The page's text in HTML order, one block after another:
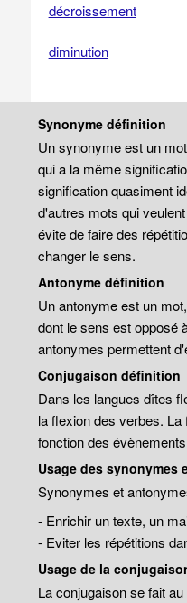
décroissement
diminution
Synonyme définition
Un synonyme est un
qui a la même
signification quasiment
d'autres mots qui
évite de faire des
changer le sens.
Antonyme définition
Un antonyme est un
dont le sens est opposé
antonymes permettent
Conjugaison définition
Dans les langues dîtes
la flexion des verbes.
fonction des
Usage des synonymes
Synonymes et
- Enrichir un texte, un
- Eviter les répétitions
Usage de la
La conjugaison se fait